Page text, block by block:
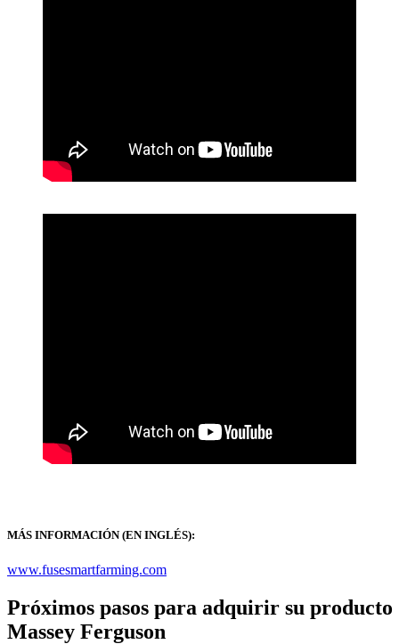
MÁS INFORMACIÓN (EN INGLÉS):
www.fusesmartfarming.com
Próximos pasos para adquirir su producto
Massey Ferguson